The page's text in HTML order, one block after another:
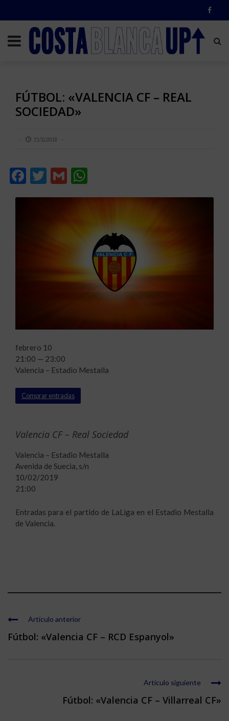
FÚTBOL: «VALENCIA CF – REAL
SOCIEDAD»
21/11/2018
Facebook
Twitter
Gmail
Valencia CF – Real Sociedad
Valencia – Estadio Mestalla
Avenida de Suecia, s/n
10/02/2019
21:00
Entradas para el partido de LaLiga en el Estadio Mestalla
de Valencia.
febrero 10
21:00 — 23:00
Valencia – Estadio Mestalla
Comprar entradas
Artículo anterior
Fútbol: «Valencia CF – RCD Espanyol»
Artículo siguiente
Fútbol: «Valencia CF – Villarreal CF»